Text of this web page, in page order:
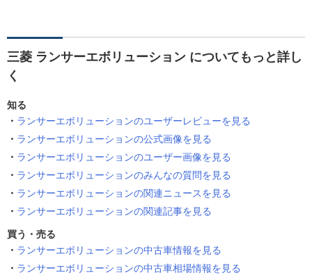
三菱 ランサーエボリューション についてもっと詳し
く
知る
ランサーエボリューションのユーザーレビューを見る
ランサーエボリューションの公式画像を見る
ランサーエボリューションのユーザー画像を見る
ランサーエボリューションのみんなの質問を見る
ランサーエボリューションの関連ニュースを見る
ランサーエボリューションの関連記事を見る
買う・売る
ランサーエボリューションの中古車情報を見る
ランサーエボリューションの中古車相場情報を見る